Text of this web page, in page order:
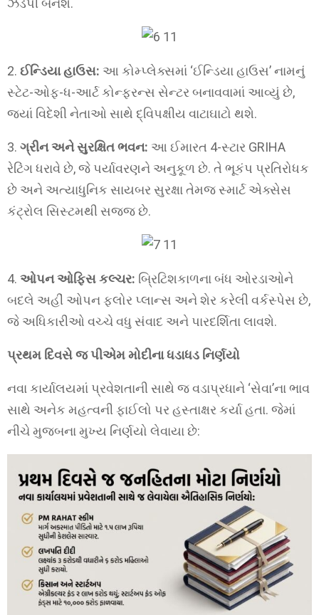
ઝડપી બનશે.
2. ઈન્ડિયા હાઉસ: આ કોમ્પ્લેક્સમાં ‘ઈન્ડિયા હાઉસ’ નામનું
સ્ટેટ-ઓફ-ધ-આર્ટ કોન્ફરન્સ સેન્ટર બનાવવામાં આવ્યું છે,
જ્યાં વિદેશી નેતાઓ સાથે દ્વિપક્ષીય વાટાઘાટો થશે.
3. ગ્રીન અને સુરક્ષિત ભવન: આ ઈમારત 4-સ્ટાર GRIHA
રેટિંગ ધરાવે છે, જે પર્યાવરણને અનુકૂળ છે. તે ભૂકંપ પ્રતિરોધક
છે અને અત્યાધુનિક સાયબર સુરક્ષા તેમજ સ્માર્ટ એક્સેસ
કંટ્રોલ સિસ્ટમથી સજ્જ છે.
4. ઓપન ઓફિસ કલ્ચર: બ્રિટિશકાળના બંધ ઓરડાઓને
બદલે અહીં ઓપન ફ્લોર પ્લાન્સ અને શેર કરેલી વર્કસ્પેસ છે,
જે અધિકારીઓ વચ્ચે વધુ સંવાદ અને પારદર્શિતા લાવશે.
પ્રથમ દિવસે જ પીએમ મોદીના ધડાધડ નિર્ણયો
નવા કાર્યાલયમાં પ્રવેશતાની સાથે જ વડાપ્રધાને ‘સેવા’ના ભાવ
સાથે અનેક મહત્વની ફાઈલો પર હસ્તાક્ષર કર્યા હતા. જેમાં
નીચે મુજબના મુખ્ય નિર્ણયો લેવાયા છે: